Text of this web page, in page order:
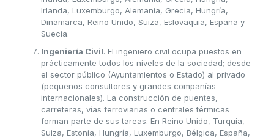
Irlanda, Luxemburgo, Alemania, Grecia, Hungría,
Dinamarca, Reino Unido, Suiza, Eslovaquia, España y
Suecia.
Ingeniería Civil. El ingeniero civil ocupa puestos en
prácticamente todos los niveles de la sociedad; desde
el sector público (Ayuntamientos o Estado) al privado
(pequeños consultores y grandes compañías
internacionales). La construcción de puentes,
carreteras, vías ferroviarias o centrales térmicas
forman parte de sus tareas. En Reino Unido, Turquía,
Suiza, Estonia, Hungría, Luxemburgo, Bélgica, España,